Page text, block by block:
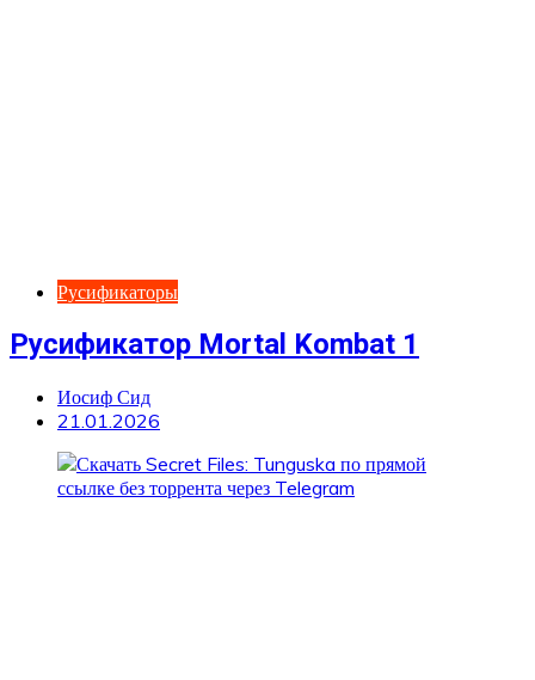
Русификаторы
Русификатор Mortal Kombat 1
Иосиф Сид
21.01.2026